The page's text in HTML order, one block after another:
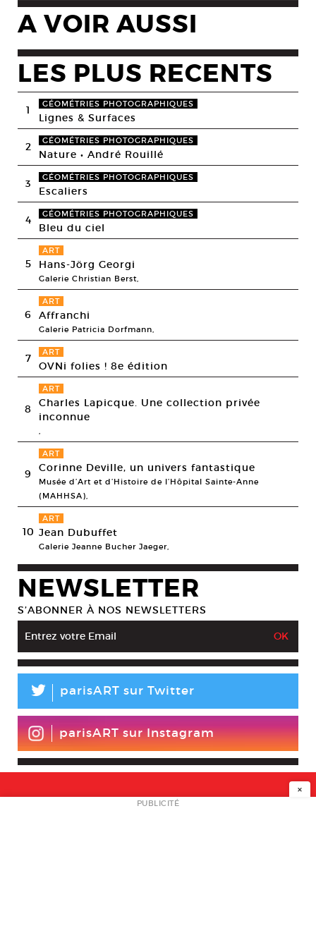
A VOIR AUSSI
LES PLUS RECENTS
1 GÉOMÉTRIES PHOTOGRAPHIQUES
Lignes & Surfaces
2 GÉOMÉTRIES PHOTOGRAPHIQUES
Nature • André Rouillé
3 GÉOMÉTRIES PHOTOGRAPHIQUES
Escaliers
4 GÉOMÉTRIES PHOTOGRAPHIQUES
Bleu du ciel
5
ART
Hans-Jörg Georgi
Galerie Christian Berst,
6
ART
Affranchi
Galerie Patricia Dorfmann,
7 ART
OVNi folies ! 8e édition
8
ART
Charles Lapicque. Une collection privée
inconnue
,
9
ART
Corinne Deville, un univers fantastique
Musée d’Art et d’Histoire de l’Hôpital Sainte-Anne
(MAHHSA),
10
ART
Jean Dubuffet
Galerie Jeanne Bucher Jaeger,
NEWSLETTER
S’ABONNER À NOS NEWSLETTERS
L parisART sur Twitter
parisART sur Instagram
NEWSLETTER
×
PUBLICITÉ